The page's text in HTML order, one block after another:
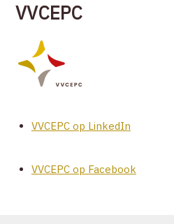
VVCEPC
VVCEPC op LinkedIn
VVCEPC op Facebook